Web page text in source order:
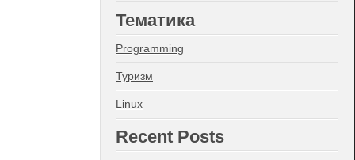
Тематика
Programming
Туризм
Linux
Recent Posts